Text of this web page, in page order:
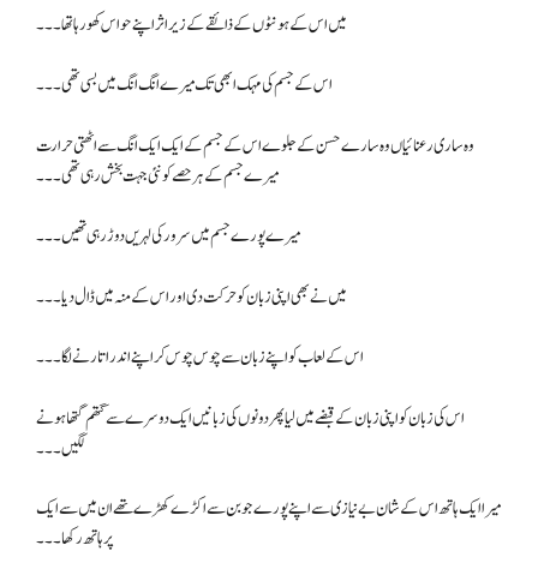
میں اس کے ہونٹوں کے ذائقے کے زیر اثر اپنے حواس کھو رہا تھا۔۔۔
اس کے جسم کی مہک ابھی تک میرے انگ انگ میں بسی تھی۔۔۔
وہ ساری رعنائیاں وہ سارے حسن کے جلوے اس کے جسم کے ایک ایک انگ سے اٹھتی حرارت
میرے جسم کے ہر حصے کو نئی جہت بخش رہی تھی۔۔۔
میرے پورے جسم میں سرور کی لہریں دوڑ رہی تھیں۔۔۔
میں نے بھی اپنی زبان کو حرکت دی اور اس کے منہ میں ڈال دیا ۔۔۔
اس کے لعاب کو اپنے زبان سے چوس چوس کر اپنے اندر اتارنے لگا۔۔۔
اس کی زبان کو اپنی زبان کے قبضے میں لیا پھر دونوں کی زبانیں ایک دوسرے سے گتھم گتھا ہونے
لگیں۔۔۔
میرا ایک ہاتھ اس کے شان بے نیازی سے اپنے پورے جوبن سے اکڑے کھڑے تھے ان میں سے ایک
پر ہاتھ رکھا۔۔۔